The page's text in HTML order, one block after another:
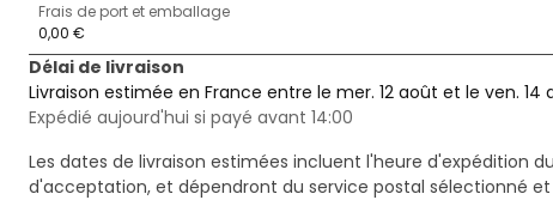
Frais de port et emballage
0,00 €
Délai de livraison
Livraison estimée en France entre le mer. 12 août et le ven. 14
Expédié aujourd'hui si payé avant 14:00
Les dates de livraison estimées incluent l'heure d'expédition
d'acceptation, et dépendront du service postal sélectionné